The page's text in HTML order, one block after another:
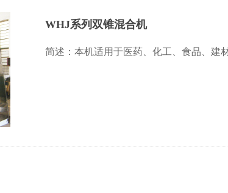
WHJ系列双锥混合机
简述：本机适用于医药、化工、食品、建